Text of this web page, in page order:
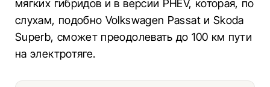
мягких гибридов и в версии PHEV, которая, по
слухам, подобно Volkswagen Passat и Skoda
Superb, сможет преодолевать до 100 км пути
на электротяге.